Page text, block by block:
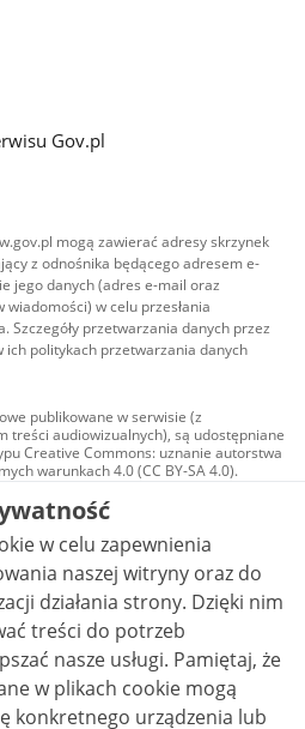
Gov.pl
mogą zawierać adresy skrzynek
z odnośnika będącego adresem e-
jego danych (adres e-mail oraz
w celu przesłania
Szczegóły przetwarzania danych przez
ich politykach przetwarzania danych
publikowane w serwisie (z
treści audiowizualnych), są udostępniane
Creative Commons: uznanie autorstwa
warunkach 4.0 (CC BY-SA 4.0).
w tym zdjęcia, materiały
są udostępniane na licencji typu
uznanie autorstwa użycie
- bez utworów zależnych 4.0 (CC BY-
o ile nie jest to stwierdzone inaczej.
w celu zapewnienia
naszej witryny oraz do
strony. Dzięki nim
treści do potrzeb
usługi. Pamiętaj, że
w plikach cookie mogą
konkretnego urządzenia lub